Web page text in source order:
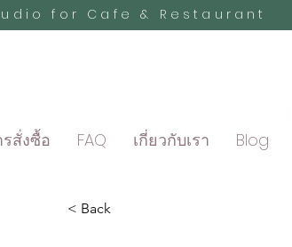
for Cafe & Restaurant
รสั่งซื้อ FAQ เกี่ยวกับเรา Blog
< Back